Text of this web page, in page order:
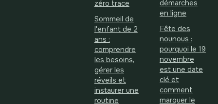
zéro trace
Sommeil de
l'enfant de 2
ans :
comprendre
les besoins,
gérer les
réveils et
instaurer une
routine
démarches
en ligne
Fête des
nounous :
pourquoi le 19
novembre
est une date
clé et
comment
marquer le